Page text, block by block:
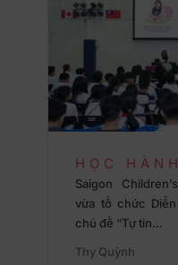
HỌC
Saigon
vừa tổ chức
chủ đề “Tự tin…
Thy Quỳnh